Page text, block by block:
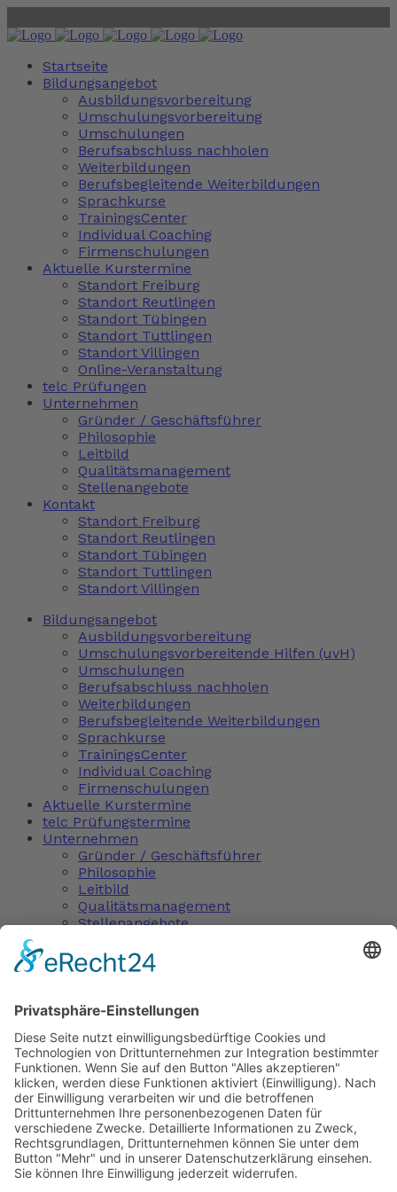
Startseite
Bildungsangebot
Ausbildungsvorbereitung
Umschulungsvorbereitung
Umschulungen
Berufsabschluss nachholen
Weiterbildungen
Berufsbegleitende Weiterbildungen
Sprachkurse
TrainingsCenter
Individual Coaching
Firmenschulungen
Aktuelle Kurstermine
Standort Freiburg
Standort Reutlingen
Standort Tübingen
Standort Tuttlingen
Standort Villingen
Online-Veranstaltung
telc Prüfungen
Unternehmen
Gründer / Geschäftsführer
Philosophie
Leitbild
Qualitätsmanagement
Stellenangebote
Kontakt
Standort Freiburg
Standort Reutlingen
Standort Tübingen
Standort Tuttlingen
Standort Villingen
Bildungsangebot
Ausbildungsvorbereitung
Umschulungsvorbereitende Hilfen (uvH)
Umschulungen
Berufsabschluss nachholen
Weiterbildungen
Berufsbegleitende Weiterbildungen
Sprachkurse
TrainingsCenter
Individual Coaching
Firmenschulungen
Aktuelle Kurstermine
telc Prüfungstermine
Unternehmen
Gründer / Geschäftsführer
Philosophie
Leitbild
Qualitätsmanagement
Stellenangebote
Tuttlingen
Post A Comment
Du musstangemeldetsein, um einen Kommentar
abzugeben.